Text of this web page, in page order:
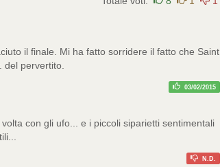
il finale. Mi ha fatto sorridere il fatto che Saint
del pervertito.
03/02/2015
con gli ufo... e i piccoli siparietti sentimentali
N.D.